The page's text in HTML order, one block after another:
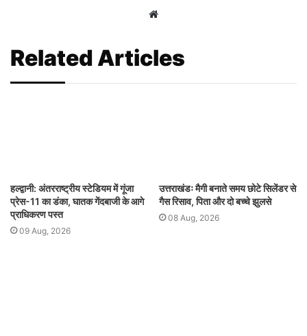
Website
Related Articles
हल्द्वानी: अंतरराष्ट्रीय स्टेडियम में गूंजा
प्रेस-11 का डंका, घातक गेंदबाजी के आगे
प्राधिकरण पस्त
09 Aug, 2026
उत्तराखंडः मैगी बनाते समय छोटे सिलेंडर से
गैस रिसाव, पिता और दो बच्चे झुलसे
08 Aug, 2026